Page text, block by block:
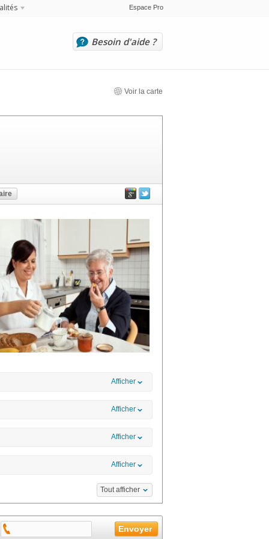
Espace Pro
Besoin d'aide ?
Voir la carte
Afficher
Afficher
Afficher
Afficher
Tout afficher